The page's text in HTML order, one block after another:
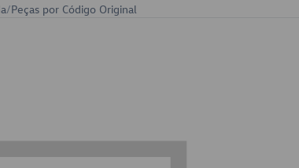
/Peças por Código Original